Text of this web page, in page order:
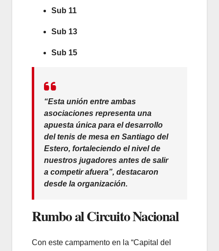
Sub 11
Sub 13
Sub 15
“Esta unión entre ambas
asociaciones representa una
apuesta única para el desarrollo
del tenis de mesa en Santiago del
Estero, fortaleciendo el nivel de
nuestros jugadores antes de salir
a competir afuera”, destacaron
desde la organización.
Rumbo al Circuito Nacional
Con este campamento en la “Capital del